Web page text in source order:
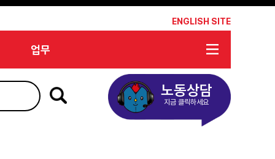
ENGLISH SITE
업무
노동상담
지금 클릭하세요